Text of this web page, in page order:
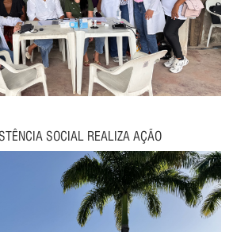
SOCIAL REALIZA AÇÃO